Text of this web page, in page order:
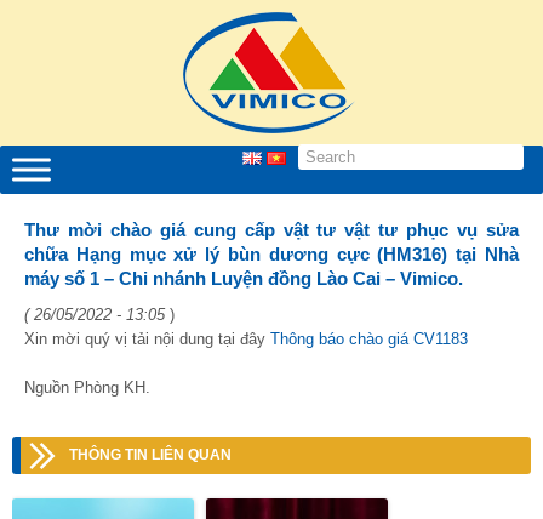
Thư mời chào giá cung cấp vật tư vật tư phục vụ sửa
chữa Hạng mục xử lý bùn dương cực (HM316) tại Nhà
máy số 1 – Chi nhánh Luyện đồng Lào Cai – Vimico.
( 26/05/2022 - 13:05)
Xin mời quý vị tải nội dung tại đây Thông báo chào giá CV1183
Nguồn Phòng KH.
THÔNG TIN LIÊN QUAN